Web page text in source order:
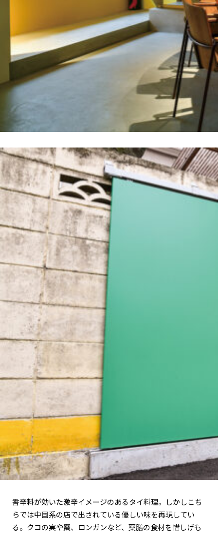
香辛料が効いた激辛イメージのあるタイ料理。しかしこち
らでは中国系の店で出されている優しい味を再現してい
る。クコの実や棗、ロンガンなど、薬膳の食材を惜しげも